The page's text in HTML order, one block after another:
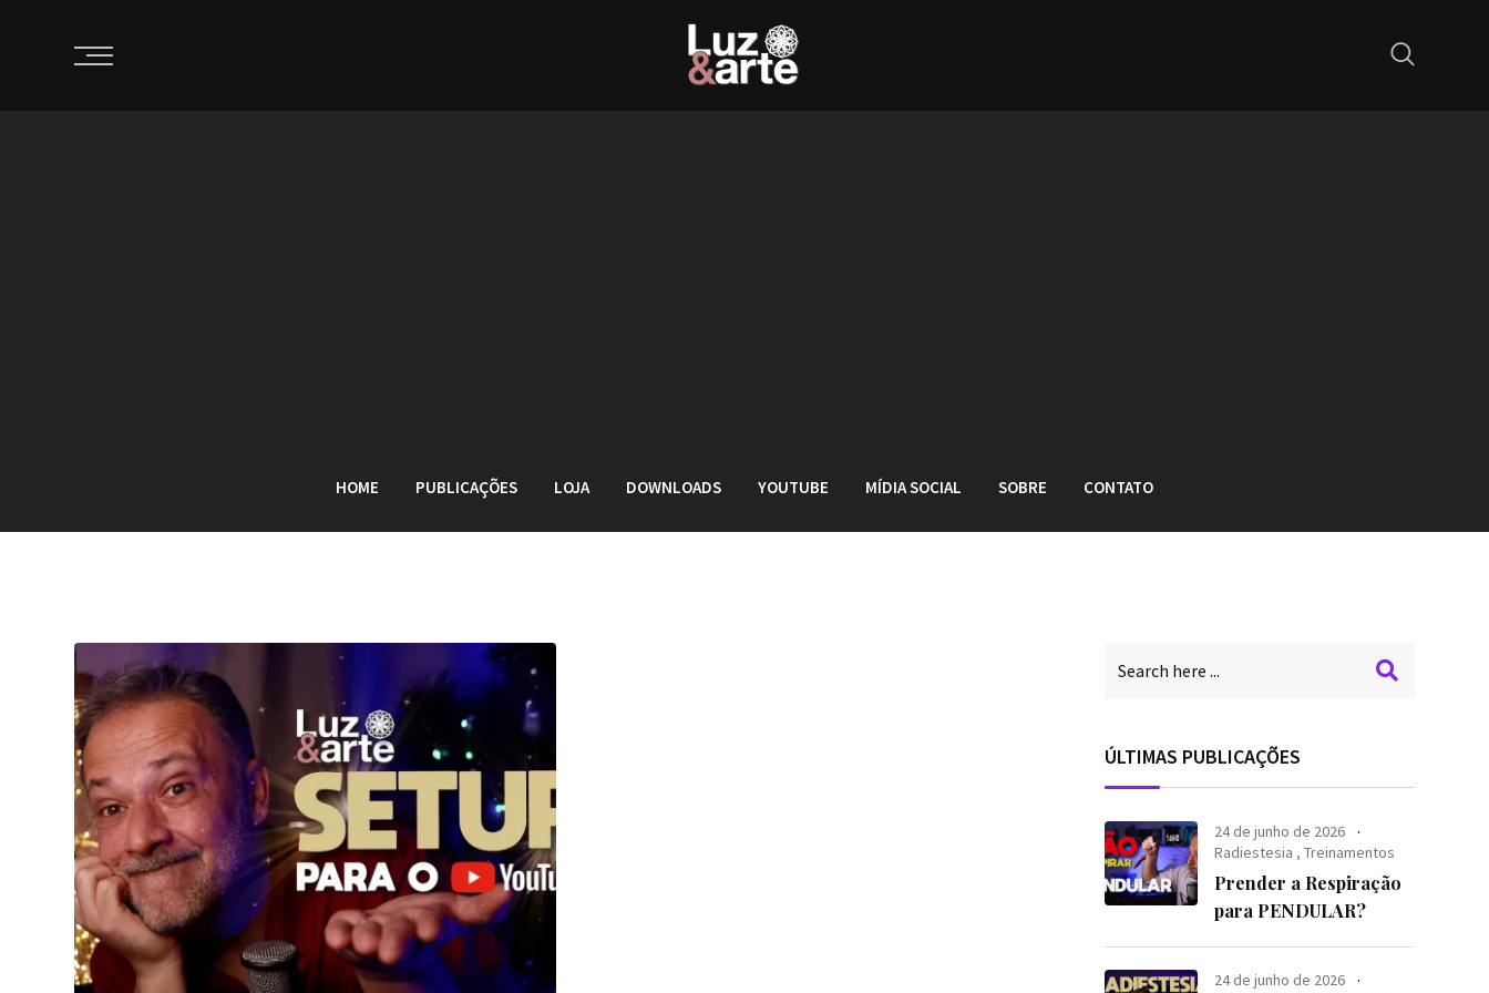
HOME PUBLICAÇÕES LOJA DOWNLOADS YOUTUBE MÍDIA SOCIAL SOBRE CONTATO
ÚLTIMAS PUBLICAÇÕES
24 de junho de 2026
Radiestesia , Treinamentos
Prender a Respiração
para PENDULAR?
24 de junho de 2026